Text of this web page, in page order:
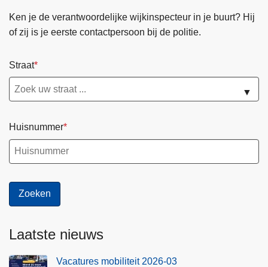
Ken je de verantwoordelijke wijkinspecteur in je buurt? Hij
of zij is je eerste contactpersoon bij de politie.
Straat
▼
Huisnummer
Laatste nieuws
Vacatures mobiliteit 2026-03